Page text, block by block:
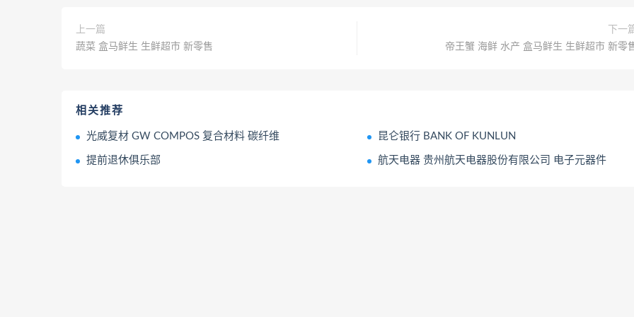
上一篇
蔬菜 盒马鲜生 生鲜超市 新零售
下一
帝王蟹 海鲜 水产 盒马鲜生 生鲜超市 新零
相关推荐
光威复材 GW COMPOS 复合材料 碳纤维 昆仑银行 BANK OF KUNLUN
提前退休俱乐部 航天电器 贵州航天电器股份有限公司 电子元器件